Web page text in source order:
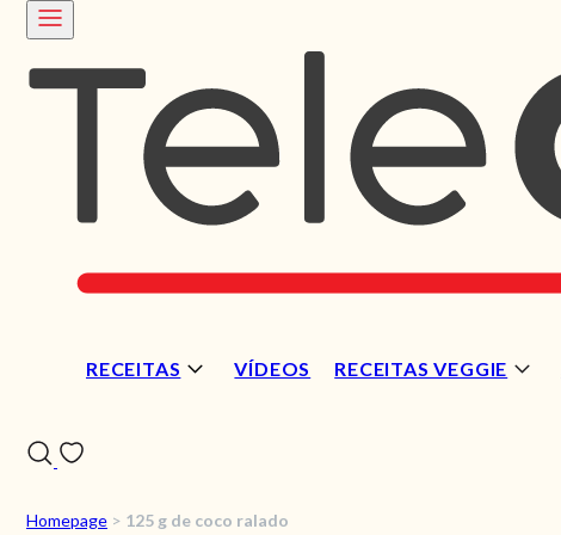
RECEITAS VÍDEOS RECEITAS VEGGIE
Homepage > 125 g de coco ralado